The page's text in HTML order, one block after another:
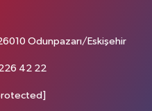
Odunpazarı/Eskişehir
42 22